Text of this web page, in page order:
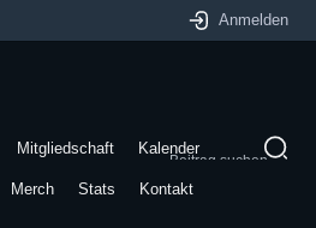
Anmelden
Mitgliedschaft Kalender
Merch Stats Kontakt
Beitrag suchen